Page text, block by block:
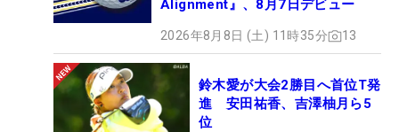
Alignment』、8月7日デビュー
2026年8月8日 (土) 11時35分 13
鈴木愛が大会2勝目へ首位T発
進 安田祐香、吉澤柚月ら5
位